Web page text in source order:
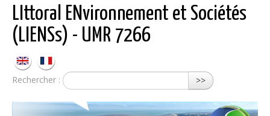
LIttoral ENvironnement et Sociétés
(LIENSs) - UMR 7266
Rechercher : >>